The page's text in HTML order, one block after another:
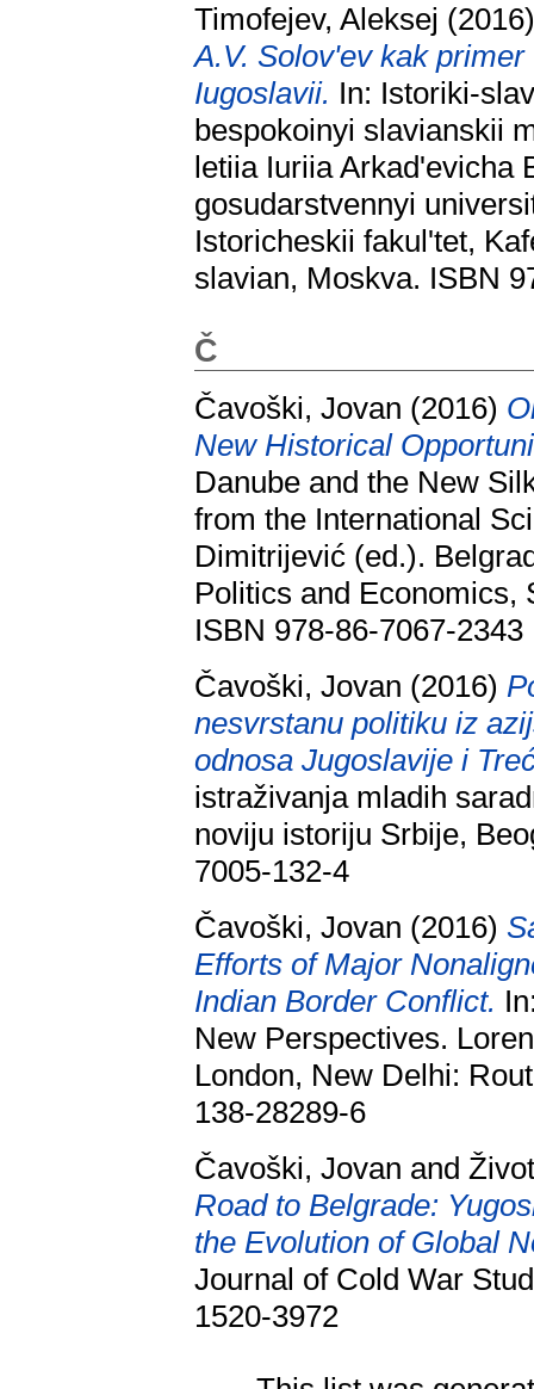
Timofejev, Aleksej
A.V. Solov'ev kak
Iugoslavii. In: Istoriki-
bespokoinyi slavianskii
letiia Iuriia Arkad'evicha
gosudarstvennyi
Istoricheskii fakul'tet,
slavian, Moskva. ISBN
Č
Čavoški, Jovan (2016)
New Historical
Danube and the New
from the International
Dimitrijević (ed.).
Politics and Economics,
ISBN 978-86-7067-2343
Čavoški, Jovan (2016)
nesvrstanu politiku iz
odnosa Jugoslavije i
istraživanja mladih
noviju istoriju Srbije,
7005-132-4
Čavoški, Jovan (2016)
Efforts of Major
Indian Border Conflict.
New Perspectives.
London, New Delhi:
138-28289-6
Čavoški, Jovan and
Road to Belgrade:
the Evolution of Global
Journal of Cold War
1520-3972